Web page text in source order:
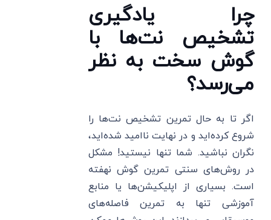
چرا یادگیری
تشخیص نت‌ها با
گوش سخت به نظر
می‌رسد؟
اگر تا به حال تمرین تشخیص نت‌ها را
شروع کرده‌اید و در نهایت ناامید شده‌اید،
نگران نباشید. شما تنها نیستید! مشکل
در روش‌های سنتی تمرین گوش نهفته
است. بسیاری از اپلیکیشن‌ها یا منابع
آموزشی تنها به تمرین فاصله‌های